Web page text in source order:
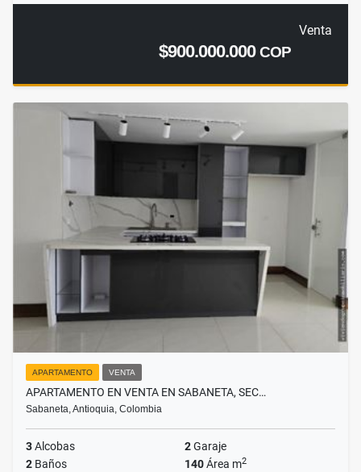
Venta
$900.000.000COP
APARTAMENTO VENTA
APARTAMENTO EN VENTA EN SABANETA, SEC…
Sabaneta, Antioquia, Colombia
3Alcobas 2Garaje
2 Baños 140Área m2